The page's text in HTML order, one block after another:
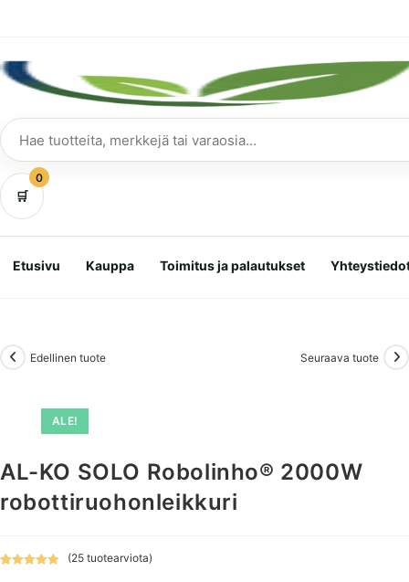
Hae
tuotteita
🛒
0
Etusivu Kauppa Toimitus ja palautukset
ALE!
Edellinen tuote Seuraava tuote
AL-KO SOLO Robolinho® 2000W
robottiruohonleikkuri
(25tuotearviota)